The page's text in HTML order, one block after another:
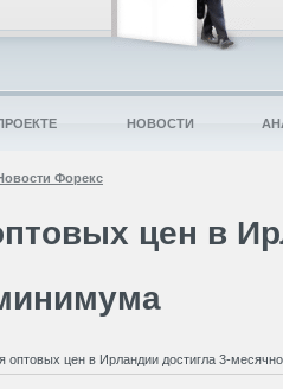
Форекс
цен в
НОВОСТИ